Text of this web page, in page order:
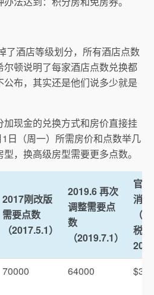
了酒店等级划分，所有酒店点数
尔顿说明了每家酒店点数兑换都
布，其实还是他们说多少就是
现金的兑换方式和房价直接挂
日（周一）所需房价和点数举几
，换高级房型需要更多点数。
2017刚改版
需要点数
（2017.5.1）
2019.6 再次
调整需要点
数
（2019.7.1）
官
消
（
税，
70000 64000 $312